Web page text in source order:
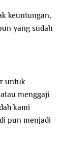
keuntungan,
yang sudah
untuk
menggaji
kami
pun menjadi